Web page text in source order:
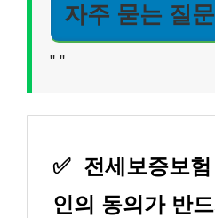
자주 묻는 질문
" "
✅ 전세보증보
인의 동의가 반